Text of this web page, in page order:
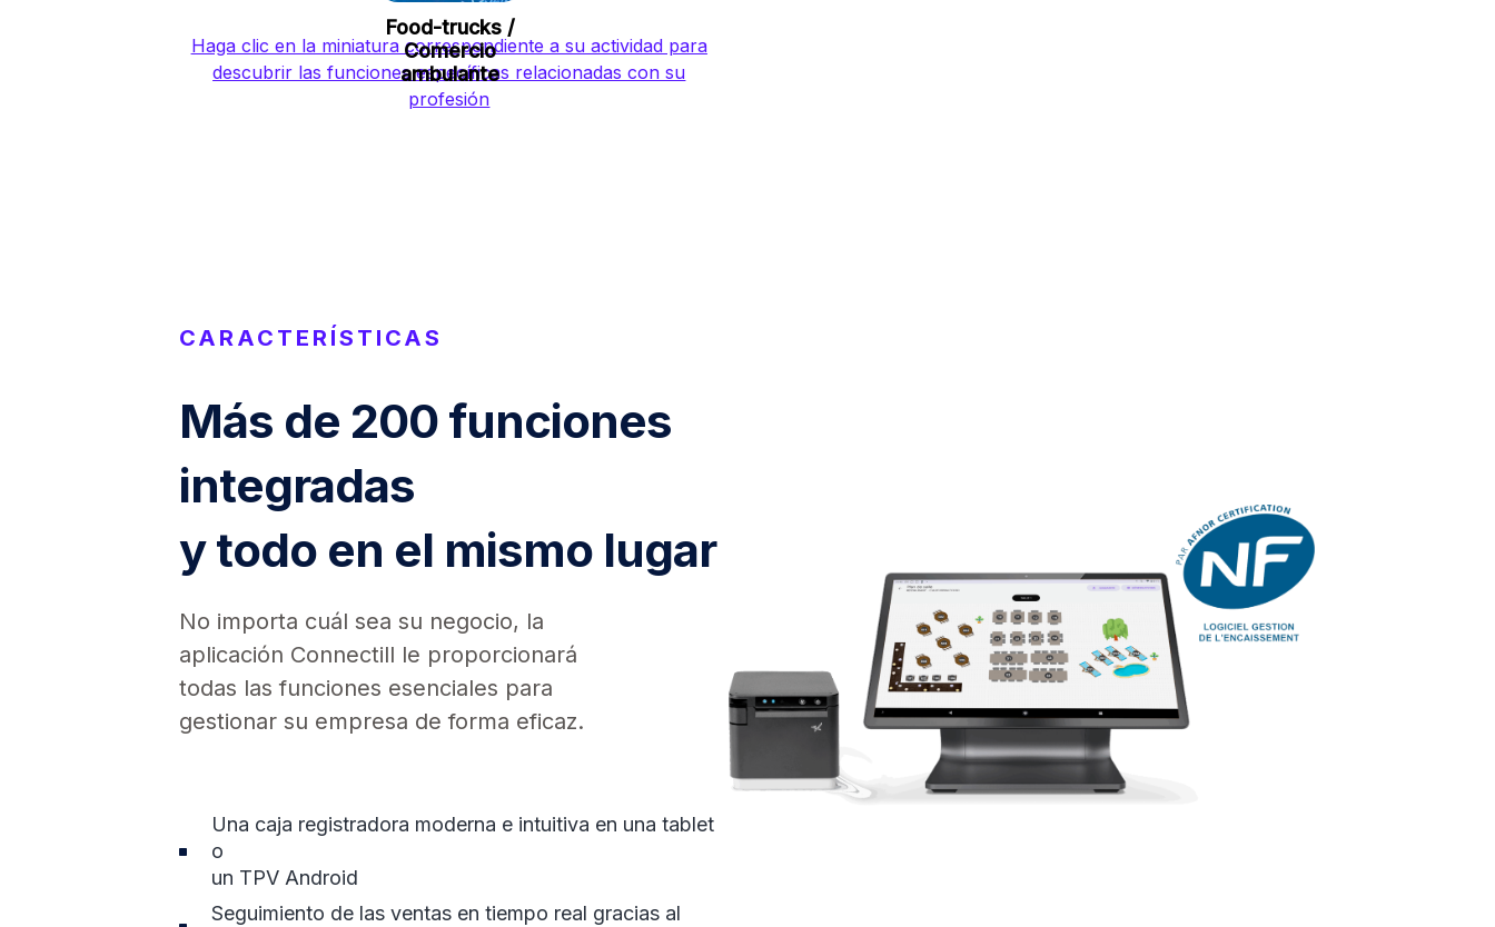
Food-trucks /
Comercio
ambulante
Haga clic en la miniatura correspondiente a su actividad para
descubrir las funciones específicas relacionadas con su
profesión
CARACTERÍSTICAS
Más de 200 funciones
integradas
y todo en el mismo lugar
No importa cuál sea su negocio, la
aplicación Connectill le proporcionará
todas las funciones esenciales para
gestionar su empresa de forma eficaz.
Una caja registradora moderna e intuitiva en una tablet
o
un TPV Android
Seguimiento de las ventas en tiempo real gracias al